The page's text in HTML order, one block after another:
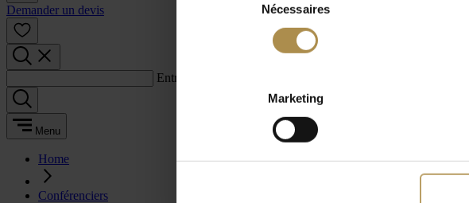
Nécessaires
Marketing
Demander un devis
Entrez un terme de recherche :
Menu
Home
Conférenciers